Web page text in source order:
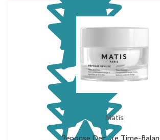
Matis
Reponse Densite Time-